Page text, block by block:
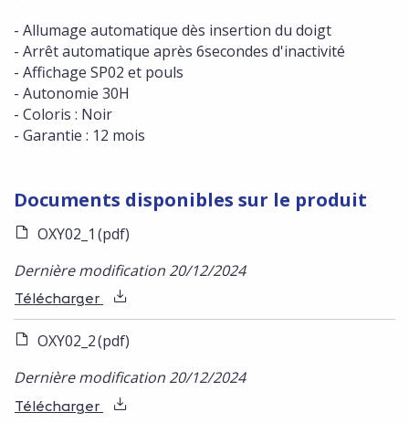
- Allumage automatique dès insertion du doigt
- Arrêt automatique après 6secondes d'inactivité
- Affichage SP02 et pouls
- Autonomie 30H
- Coloris : Noir
- Garantie : 12 mois
Documents disponibles sur le produit
OXY02_1 (pdf)
Dernière modification 20/12/2024
Télécharger
OXY02_2(pdf)
Dernière modification 20/12/2024
Télécharger